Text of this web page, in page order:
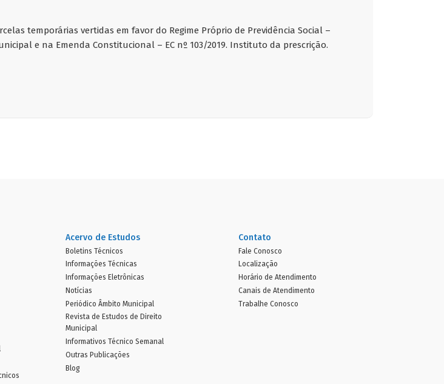
temporárias vertidas em favor do Regime Próprio de Previdência Social –
e na Emenda Constitucional – EC nº 103/2019. Instituto da prescrição.
Acervo de Estudos
Boletins Técnicos
Informações Técnicas
Informações Eletrônicas
Notícias
Periódico Âmbito Municipal
Revista de Estudos de Direito
Municipal
Informativos Técnico Semanal
Outras Publicações
Blog
Contato
Fale Conosco
Localização
Horário de Atendimento
Canais de Atendimento
Trabalhe Conosco